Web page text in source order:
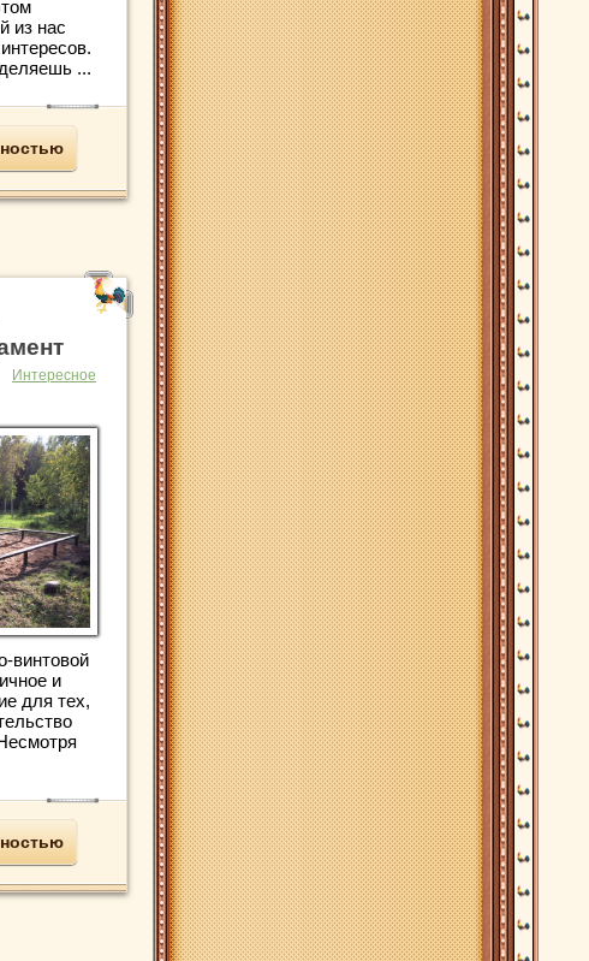
из нас
...
Интересное
винтовой
и
для тех,